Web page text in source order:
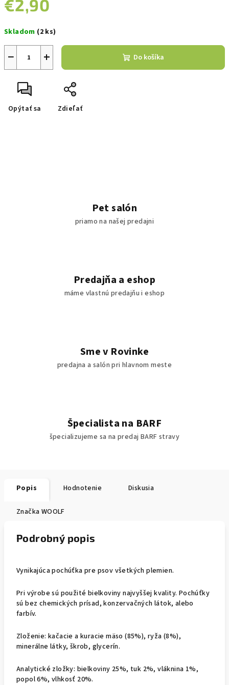
€2,90
cena:
Skladom (2 ks)
+
− Do košíka
Opýtať sa Zdieľať
Pet salón
priamo na našej predajni
Predajňa a eshop
máme vlastnú predajňu i eshop
Sme v Rovinke
predajna a salón pri hlavnom meste
Špecialista na BARF
špecializujeme sa na predaj BARF stravy
Popis Hodnotenie Diskusia
Značka WOOLF
Podrobný popis
Vynikajúca pochúťka pre psov všetkých plemien.
Pri výrobe sú použité bielkoviny najvyššej kvality. Pochúťky
sú bez chemických prísad, konzervačných látok, alebo
farbív.
Zloženie: kačacie a kuracie mäso (85%), ryža (8%),
minerálne látky, škrob, glycerín.
Analytické zložky: bielkoviny 25%, tuk 2%, vláknina 1%,
popol 6%, vlhkosť 20%.